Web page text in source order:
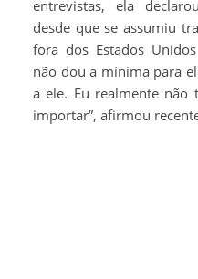
entrevistas, ela
desde que se assumiu
fora dos Estados
não dou a mínima para
a ele. Eu realmente não
importar”, afirmou